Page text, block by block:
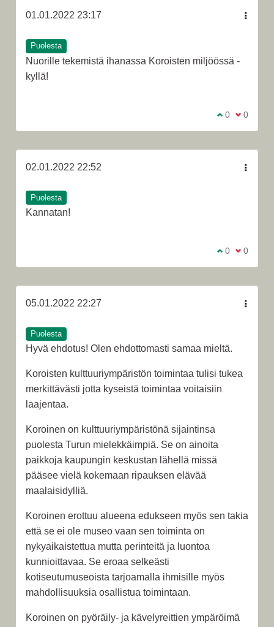
01.01.2022 23:17
Puolesta
Nuorille tekemistä ihanassa Koroisten miljöössä -
kyllä!
Olen samaa
0 Olen eri
0
02.01.2022 22:52
Puolesta
Kannatan!
Olen samaa
0 Olen eri
0
05.01.2022 22:27
Puolesta
Hyvä ehdotus! Olen ehdottomasti samaa mieltä.
Koroisten kulttuuriympäristön toimintaa tulisi tukea
merkittävästi jotta kyseistä toimintaa voitaisiin
laajentaa.
Koroinen on kulttuuriympäristönä sijaintinsa
puolesta Turun mielekkäimpiä. Se on ainoita
paikkoja kaupungin keskustan lähellä missä
pääsee vielä kokemaan ripauksen elävää
maalaisidylliä.
Koroinen erottuu alueena edukseen myös sen takia
että se ei ole museo vaan sen toiminta on
nykyaikaistettua mutta perinteitä ja luontoa
kunnioittavaa. Se eroaa selkeästi
kotiseutumuseoista tarjoamalla ihmisille myös
mahdollisuuksia osallistua toimintaan.
Koroinen on pyöräily- ja kävelyreittien ympäröimä